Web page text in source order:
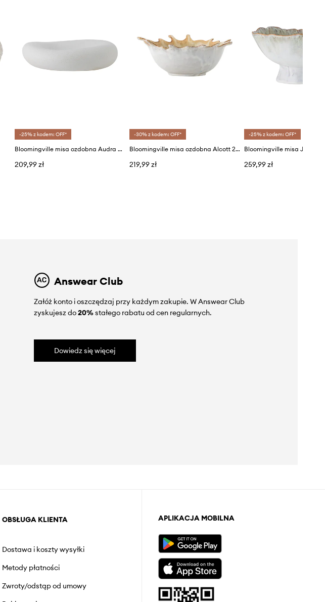
-25% z kodem: OFF*
Bloomingville misa ozdobna Audra 30 x 7,5 cm
209,99 zł
-30% z kodem: OFF*
Bloomingville misa ozdobna Alcott 24 x 8 x 21 cm
219,99 zł
-25% z kodem: OFF*
Bloomingville misa Joby
259,99 zł
Answear Club
Załóż konto i oszczędzaj przy każdym zakupie. W Answear Club
zyskujesz do20%stałego rabatu od cen regularnych.
Dowiedz się więcej
OBSŁUGA KLIENTA
Dostawa i koszty wysyłki
Metody płatności
Zwroty/odstąp od umowy
APLIKACJA MOBILNA